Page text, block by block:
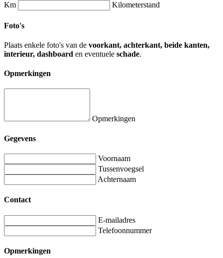
Km
Kilometerstand
Foto's
Plaats enkele foto's van de voorkant, achterkant, beide kanten,
interieur, dashboard en eventuele schade.
Opmerkingen
Opmerkingen
Gegevens
Voornaam
Tussenvoegsel
Achternaam
Contact
E-mailadres
Telefoonnummer
Opmerkingen